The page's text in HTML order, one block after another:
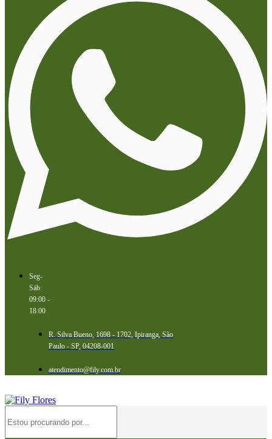
Seg-
Sáb:
09:00 -
18:00
R. Silva Bueno, 1698 - 1702, Ipiranga, São
Paulo - SP, 04208-001
atendimento@fily.com.br